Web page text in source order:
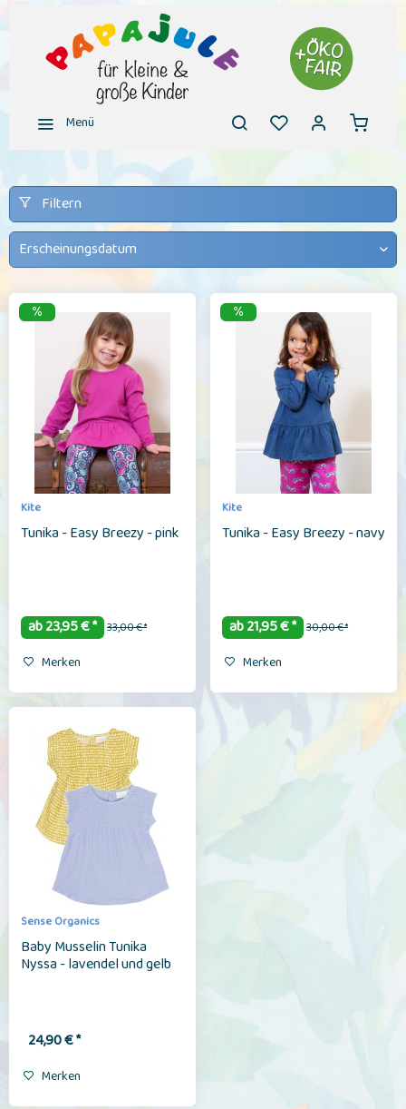
Menü
Filtern
Kite
Tunika - Easy Breezy - pink
ab 23,95 € * 33,00 € *
Merken
Kite
Tunika - Easy Breezy - navy
ab 21,95 € * 30,00 € *
Merken
Sense Organics
Baby Musselin Tunika
Nyssa - lavendel und gelb
24,90 € *
Merken